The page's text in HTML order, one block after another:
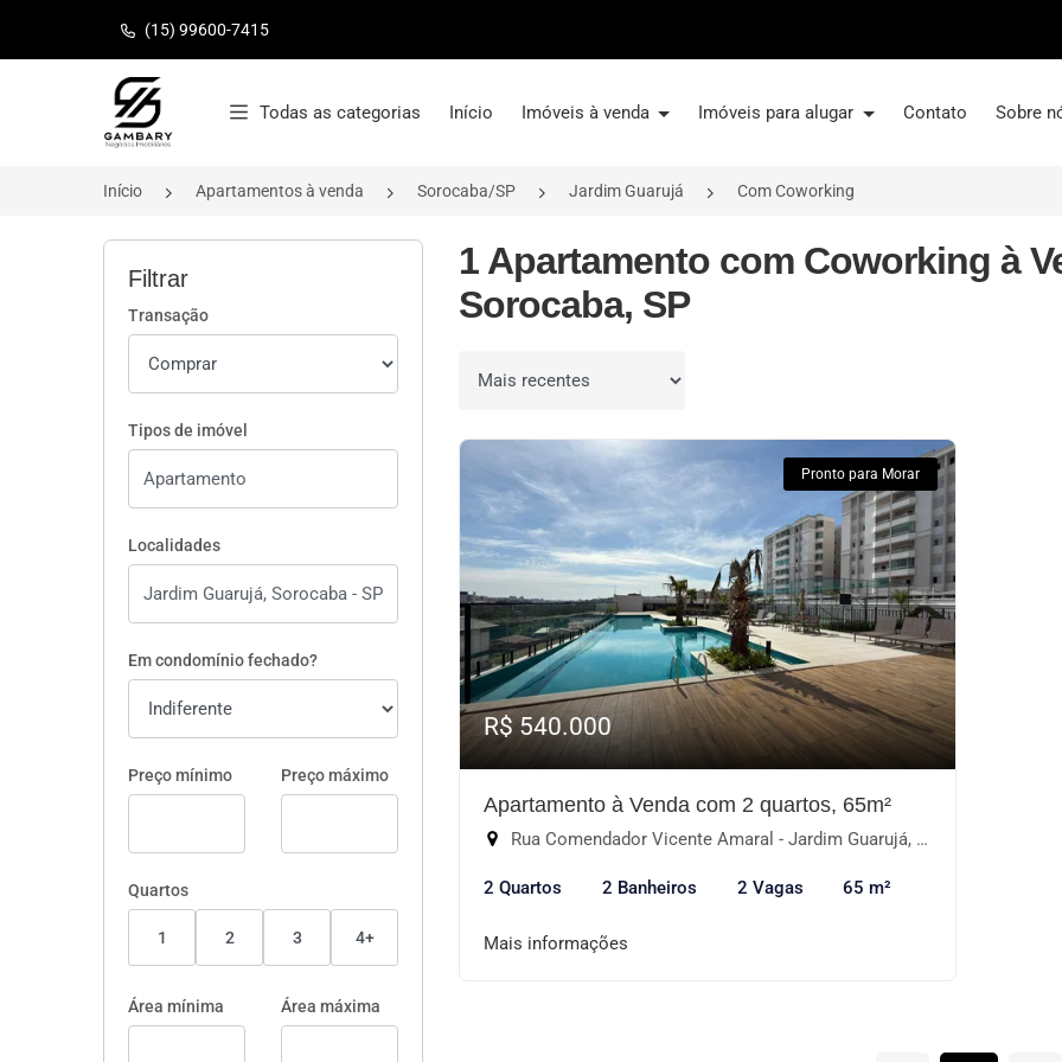
(15) 99600-7415
Página inicial
Todas as categorias Início Imóveis à venda Imóveis para alugar Contato Sobre
Início Apartamentos à venda Sorocaba/SP Jardim Guarujá Com Coworking
Filtrar
Transação
Tipos de imóvel
Localidades
Em condomínio fechado?
Preço mínimo Preço máximo
Quartos
1 2 3 4+
Área mínima Área máxima
1 Apartamento com Coworking à
Sorocaba, SP
Ordenar por
Pronto para Morar
R$ 540.000
Apartamento à Venda com 2 quartos, 65m²
Rua Comendador Vicente Amaral - Jardim Guarujá, Sorocaba-SP
2 Quartos 2 Banheiros 2 Vagas 65 m²
Mais informações